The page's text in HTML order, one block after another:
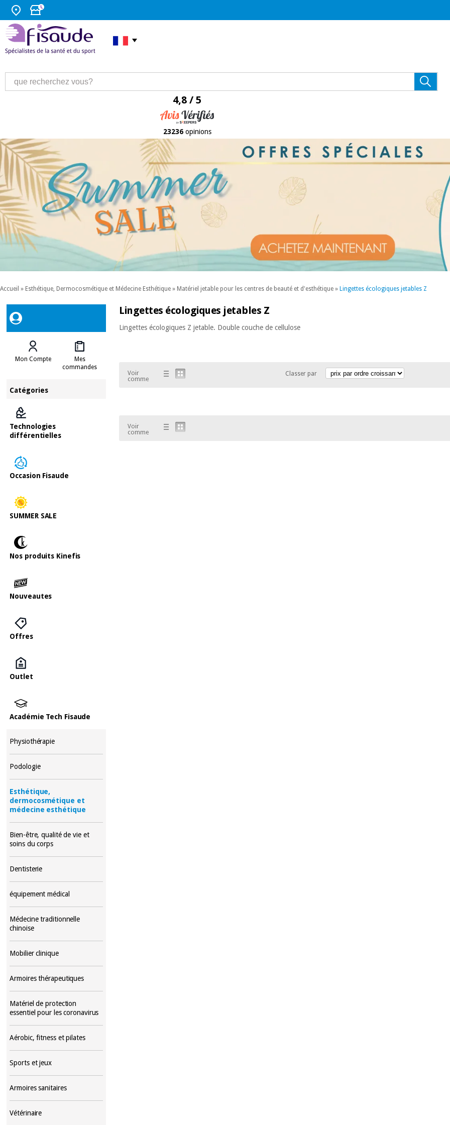
4,8 / 5
23236opinions
Accueil » Esthétique, Dermocosmétique et Médecine Esthétique » Matériel jetable pour les centres de beauté et d'esthétique » Lingettes écologiques jetables Z
Mon Compte
Mes
commandes
Catégories
Technologies
différentielles
Occasion Fisaude
SUMMER SALE
Nos produits Kinefis
Nouveautes
Offres
Outlet
Académie Tech Fisaude
Physiothérapie
Podologie
Esthétique,
dermocosmétique et
médecine esthétique
Bien-être, qualité de vie et
soins du corps
Dentisterie
équipement médical
Médecine traditionnelle
chinoise
Mobilier clinique
Armoires thérapeutiques
Matériel de protection
essentiel pour les coronavirus
Aérobic, fitness et pilates
Sports et jeux
Armoires sanitaires
Vétérinaire
Lingettes écologiques jetables Z
Lingettes écologiques Z jetable. Double couche de cellulose
Voir
comme
Classer par
Voir
comme